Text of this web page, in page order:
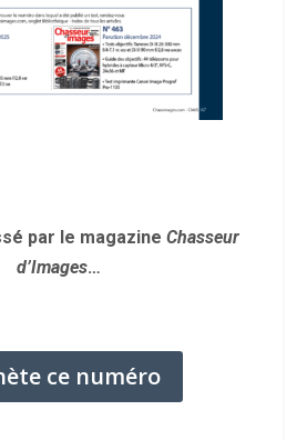
par le magazineChasseur
d’Images…
ce numéro